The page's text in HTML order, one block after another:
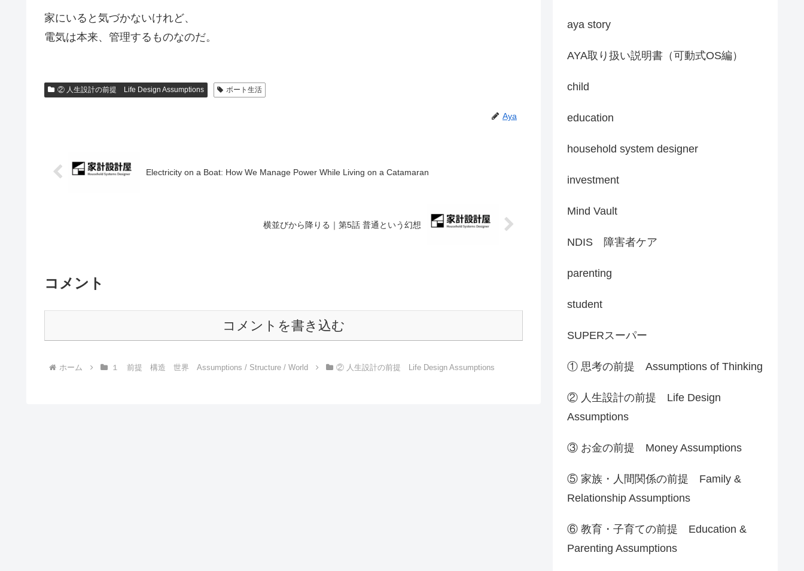
家にいると気づかないけれど、
電気は本来、管理するものなのだ。
② 人生設計の前提 Life Design Assumptions ボート生活
Aya
Electricity on a Boat: How We Manage Power While Living on a Catamaran
横並びから降りる｜第5話 普通という幻想
コメント
コメントを書き込む
ホーム １ 前提 構造 世界 Assumptions / Structure / World ② 人生設計の前提 Life Design Assumptions
aya story
AYA取り扱い説明書（可動式OS編）
child
education
household system designer
investment
Mind Vault
NDIS 障害者ケア
parenting
student
SUPERスーパー
① 思考の前提 Assumptions of Thinking
② 人生設計の前提 Life Design
Assumptions
③ お金の前提 Money Assumptions
⑤ 家族・人間関係の前提 Family &
Relationship Assumptions
⑥ 教育・子育ての前提 Education &
Parenting Assumptions